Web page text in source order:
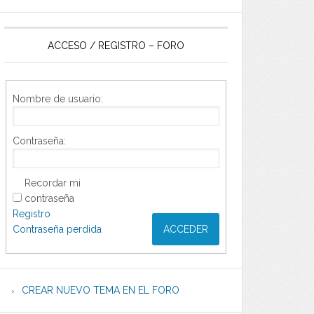
ACCESO / REGISTRO – FORO
Nombre de usuario:
Contraseña:
Recordar mi
contraseña
ACCEDER
Registro
Contraseña perdida
CREAR NUEVO TEMA EN EL FORO